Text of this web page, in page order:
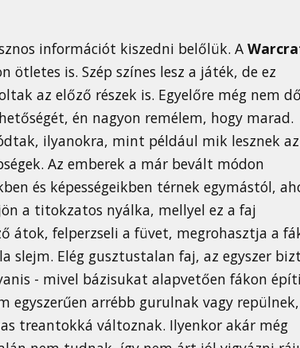
információt kiszedni belőlük. A
is. Szép színes lesz a játék, de ez
az előző részek is. Egyelőre még nem
én nagyon remélem, hogy marad.
ilyanokra, mint például mik lesznek az
Az emberek a már bevált módon
és képességeikben térnek egymástól,
a titokzatos nyálka, mellyel ez a faj
átok, felperzseli a füvet, megrohasztja a
slejm. Elég gusztustalan faj, az egyszer
- mivel bázisukat alapvetően fákon
egyszerűen arrébb gurulnak vagy repülnek,
treantokká változnak. Ilyenkor akár még